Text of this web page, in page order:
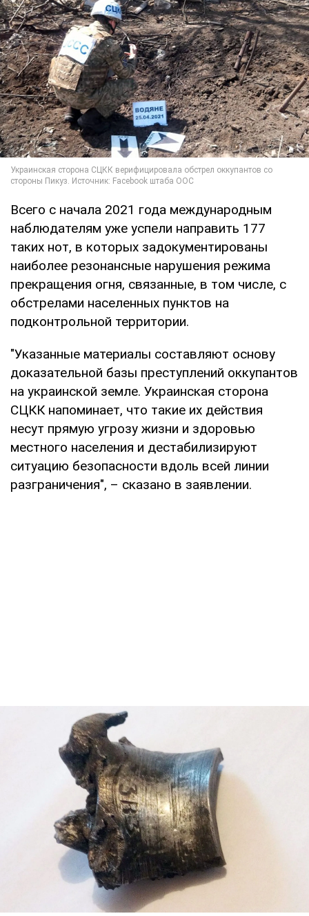
Всего с начала 2021 года международным
наблюдателям уже успели направить 177
таких нот, в которых задокументированы
наиболее резонансные нарушения режима
прекращения огня, связанные, в том числе, с
обстрелами населенных пунктов на
подконтрольной территории.
"Указанные материалы составляют основу
доказательной базы преступлений оккупантов
на украинской земле. Украинская сторона
СЦКК напоминает, что такие их действия
несут прямую угрозу жизни и здоровью
местного населения и дестабилизируют
ситуацию безопасности вдоль всей линии
разграничения", – сказано в заявлении.